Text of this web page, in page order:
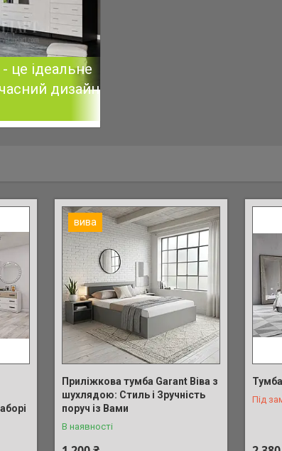
це ідеальне
дизайн
вива
Приліжкова тумба Garant Віва з
шухлядою: Стиль і Зручність
поруч із Вами
В наявності
Під